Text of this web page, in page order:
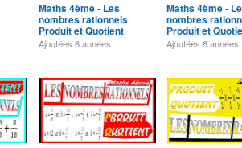
Maths 4ème - Les
nombres rationnels
Produit et Quotient
Exercice 15
Ajoutées 6 années
Maths 4ème -
nombres
Produit et
Exercice 14
Ajoutées6 années